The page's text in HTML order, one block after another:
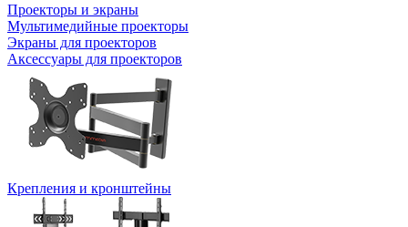
Проекторы и экраны
Мультимедийные проекторы
Экраны для проекторов
Аксессуары для проекторов
Крепления и кронштейны